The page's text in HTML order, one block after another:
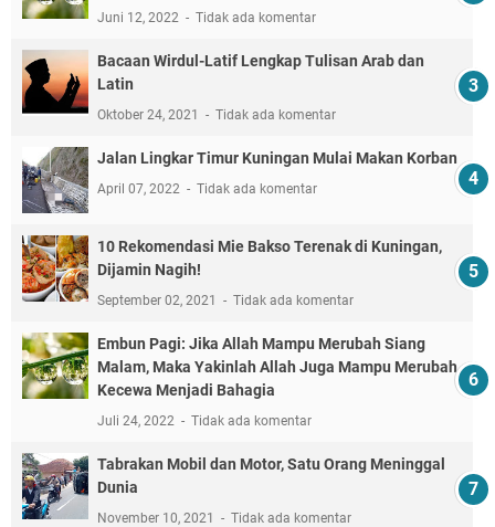
Juni 12, 2022 Tidak ada komentar
Bacaan Wirdul-Latif Lengkap Tulisan Arab dan
Latin
Oktober 24, 2021 Tidak ada komentar
Jalan Lingkar Timur Kuningan Mulai Makan Korban
April 07, 2022 Tidak ada komentar
10 Rekomendasi Mie Bakso Terenak di Kuningan,
Dijamin Nagih!
September 02, 2021 Tidak ada komentar
Embun Pagi: Jika Allah Mampu Merubah Siang
Malam, Maka Yakinlah Allah Juga Mampu Merubah
Kecewa Menjadi Bahagia
Juli 24, 2022 Tidak ada komentar
Tabrakan Mobil dan Motor, Satu Orang Meninggal
Dunia
November 10, 2021 Tidak ada komentar